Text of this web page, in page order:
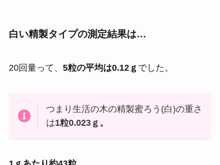
白い精製タイプの測定結果は…
20回量って、 5粒の平均は0.12ｇ でした。
つまり生活の木の精製蜜ろう(白)の重さ
は1粒0.023ｇ。